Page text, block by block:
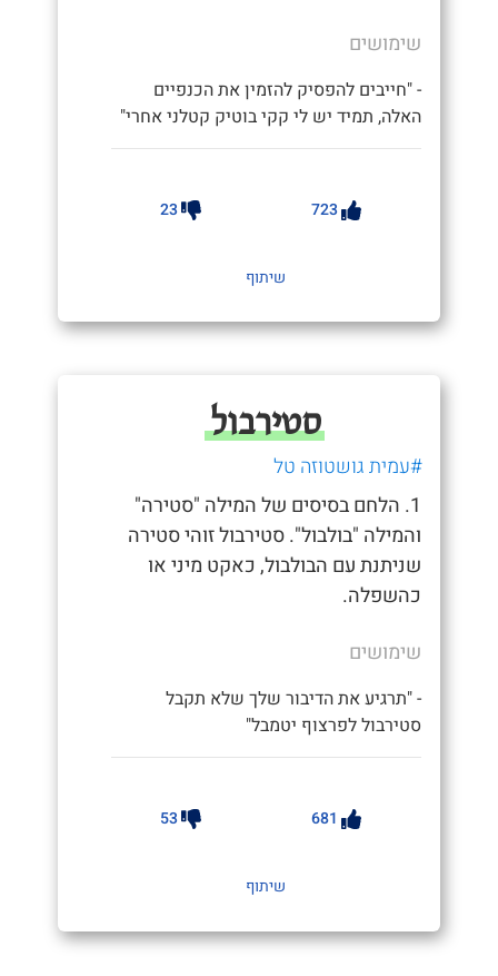
שימושים
- "חייבים להפסיק להזמין את הכנפיים
האלה, תמיד יש לי קקי בוטיק קטלני אחרי"
723
23
שיתוף
סטירבול
#עמית גושטוזה טל
1. הלחם בסיסים של המילה "סטירה"
והמילה "בולבול". סטירבול זוהי סטירה
שניתנת עם הבולבול, כאקט מיני או
כהשפלה.
שימושים
- "תרגיע את הדיבור שלך שלא תקבל
סטירבול לפרצוף יטמבל"
681
53
שיתוף